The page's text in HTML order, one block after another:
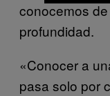
conocemos
profundidad.
«Conocer a
pasa solo por